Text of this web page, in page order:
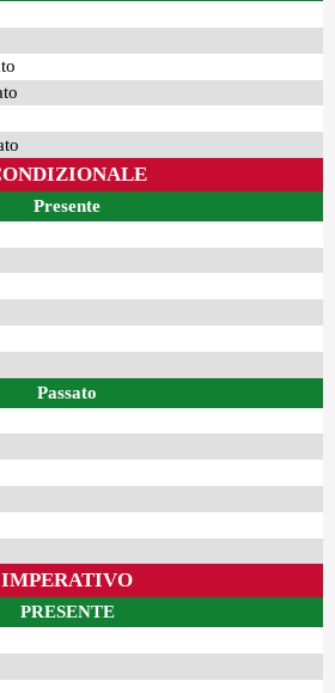
Presente
Passato
IMPERATIVO
PRESENTE